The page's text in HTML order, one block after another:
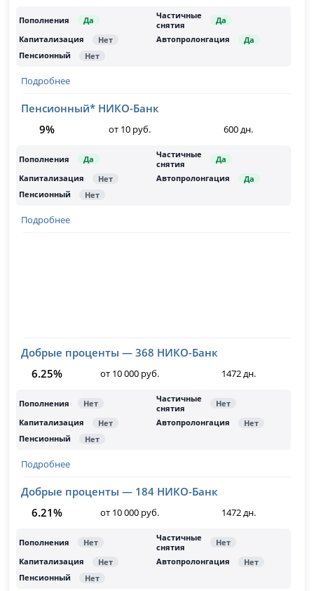
Подробнее
Пенсионный* НИКО-Банк
9%
от 10 руб. 600 дн.
Подробнее
Добрые проценты — 368 НИКО-Банк
6.25%
от 10 000 руб. 1472 дн.
Подробнее
Добрые проценты — 184 НИКО-Банк
6.21%
от 10 000 руб. 1472 дн.